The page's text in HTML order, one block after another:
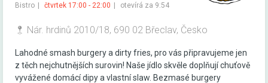
Bistro čtvrtek 17:00 - 22:00 otevírá za 9:54
Nár. hrdinů 2010/18, 690 02 Břeclav, Česko
Lahodné smash burgery a dirty fries, pro vás připravujeme jen
z těch nejchutnějších surovin! Naše jídlo skvěle doplňují chuťově
vyvážené domácí dipy a vlastní slaw. Bezmasé burgery